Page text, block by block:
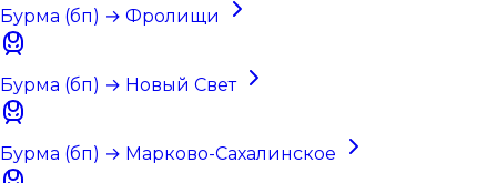
Бурма (бп) → Фролищи
Бурма (бп) → Новый Свет
Бурма (бп) → Марково-Сахалинское